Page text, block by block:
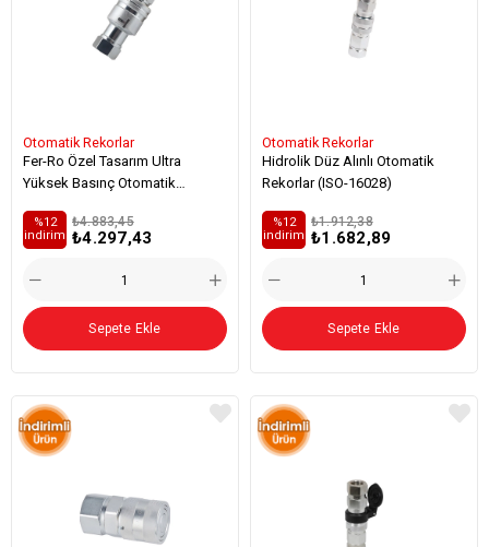
Otomatik Rekorlar
Fer-Ro Özel Tasarım Ultra
Yüksek Basınç Otomatik
₺4.297,43
₺4.883,45
%12
i̇ndirim
Sepete Ekle
Otomatik Rekorlar
Hidrolik Düz Alınlı Otomatik
Rekorlar (ISO-16028)
₺1.682,89
₺1.912,38
%12
i̇ndirim
Sepete Ekle